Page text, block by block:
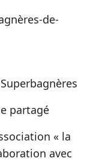
de-
partagé
« la
avec